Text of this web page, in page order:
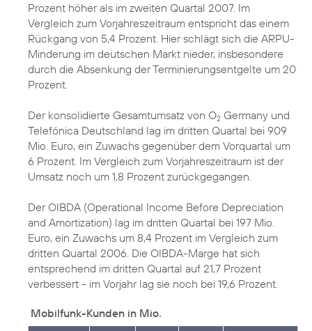
Prozent höher als im zweiten Quartal 2007. Im
Vergleich zum Vorjahreszeitraum entspricht das einem
Rückgang von 5,4 Prozent. Hier schlägt sich die ARPU-
Minderung im deutschen Markt nieder, insbesondere
durch die Absenkung der Terminierungsentgelte um 20
Prozent.
Der konsolidierte Gesamtumsatz von O2 Germany und
Telefónica Deutschland lag im dritten Quartal bei 909
Mio. Euro, ein Zuwachs gegenüber dem Vorquartal um
6 Prozent. Im Vergleich zum Vorjahreszeitraum ist der
Umsatz noch um 1,8 Prozent zurückgegangen.
Der OIBDA (Operational Income Before Depreciation
and Amortization) lag im dritten Quartal bei 197 Mio.
Euro, ein Zuwachs um 8,4 Prozent im Vergleich zum
dritten Quartal 2006. Die OIBDA-Marge hat sich
entsprechend im dritten Quartal auf 21,7 Prozent
verbessert - im Vorjahr lag sie noch bei 19,6 Prozent.
Mobilfunk-Kunden in Mio.